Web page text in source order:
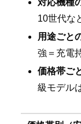
対応機種
10世代な
用途ごと
強＝充電
価格帯ご
級モデル